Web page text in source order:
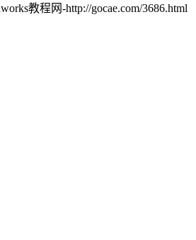
教程网-http://gocae.com/3686.html